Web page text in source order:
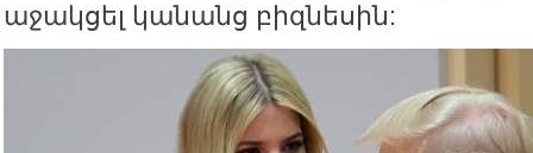
աջակցել կանանց բիզնեսին: